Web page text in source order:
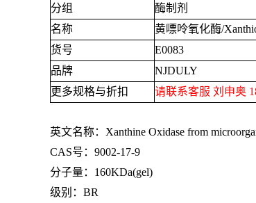
分组
酶制剂
名称
黄嘌呤氧化酶/
货号
E0083
品牌
NJDULY
更多规格与折扣
请联系客服 刘申奥
英文名称： Xanthine Oxidase from
CAS号： 9002-17-9
分子量： 160KDa(gel)
级别： BR